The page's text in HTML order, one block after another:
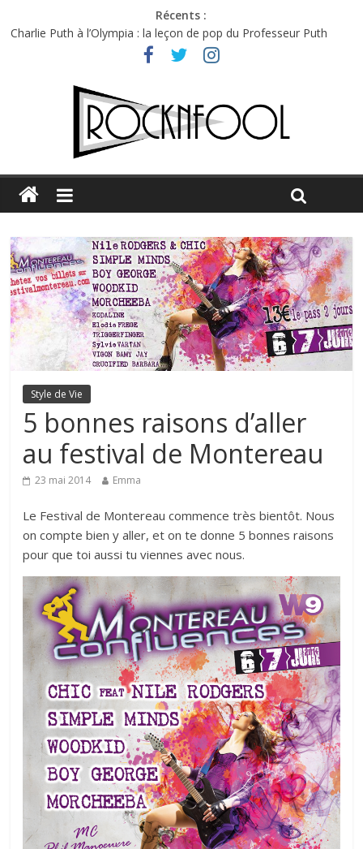
Récents :
Charlie Puth à l’Olympia : la leçon de pop du Professeur Puth
Festival Triptyque : un nouveau festival de musique indépendant
Hellfest 2026 vendredi : température et émotions en hausse
Hellfest 2026 jeudi : impossible de choisir entre chaleur et bonne
Première édition du Midgard Festival : entre bière, métal et
Style de Vie
5 bonnes raisons d’aller
au festival de Montereau
23 mai 2014 Emma
Le Festival de Montereau commence très bientôt. Nous
on compte bien y aller, et on te donne 5 bonnes raisons
pour que toi aussi tu viennes avec nous.